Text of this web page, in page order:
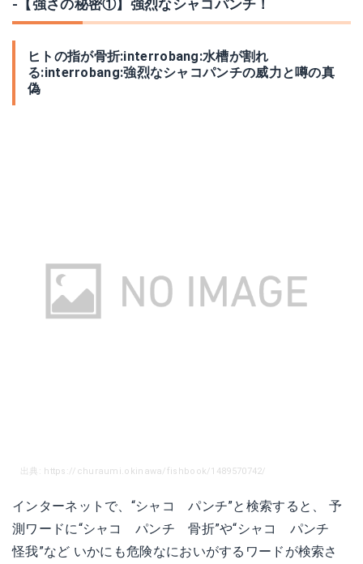
-【強さの秘密①】強烈なシャコパンチ！
ヒトの指が骨折:interrobang:水槽が割れ
る:interrobang:強烈なシャコパンチの威力と噂の真
偽
出典: https://churaumi.okinawa/fishbook/1489570742/
インターネットで、“シャコ パンチ”と検索すると、 予
測ワードに“シャコ パンチ 骨折”や“シャコ パンチ
怪我”など いかにも危険なにおいがするワードが検索さ